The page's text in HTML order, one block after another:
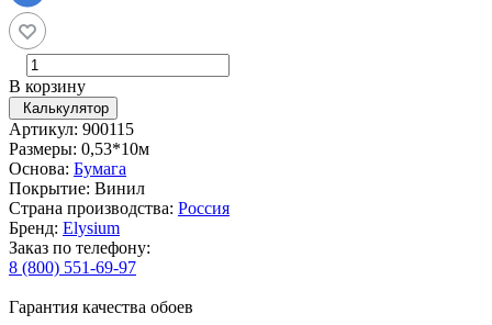
В корзину
Калькулятор
Артикул: 900115
Размеры: 0,53*10м
Основа: Бумага
Покрытие: Винил
Страна производства: Россия
Бренд: Elysium
Заказ по телефону:
8 (800) 551-69-97
Гарантия качества обоев